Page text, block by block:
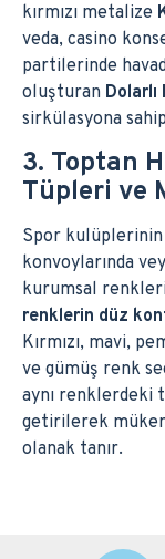
kırmızı metalize
veda, casino
partilerinde
oluşturan
sirkülasyona
3. Toptan
Tüpleri ve
Spor
konvoylarında
kurumsal
renklerin düz
Kırmızı, mavi,
ve gümüş renk
aynı renklerdeki
getirilerek
olanak tanır.